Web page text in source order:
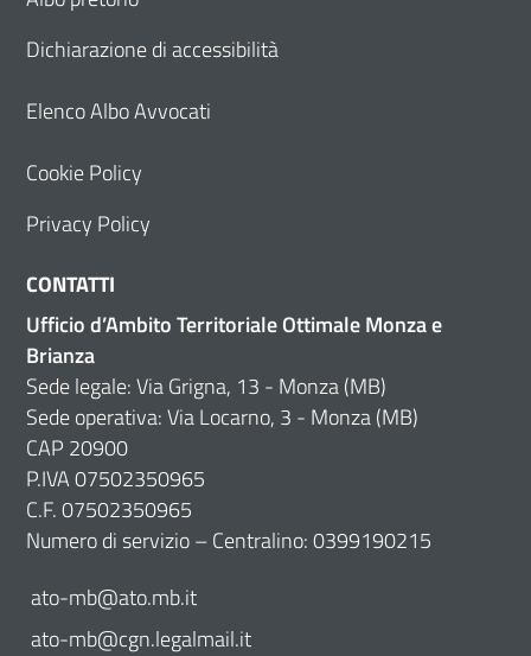
Dichiarazione di accessibilità
Elenco Albo Avvocati
Cookie Policy
Privacy Policy
CONTATTI
Ufficio d’Ambito Territoriale Ottimale Monza e
Brianza
Sede legale: Via Grigna, 13 - Monza (MB)
Sede operativa: Via Locarno, 3 - Monza (MB)
CAP 20900
P.IVA 07502350965
C.F. 07502350965
Numero di servizio – Centralino: 0399190215
ato-mb@ato.mb.it
ato-mb@cgn.legalmail.it